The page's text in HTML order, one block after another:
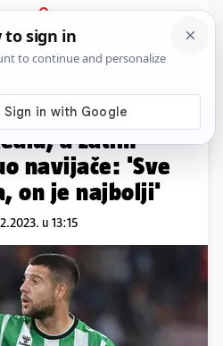
PRIJAVA
Sport Komentari
a zatim
navijače: 'Sve
on je najbolji'
u 13:15